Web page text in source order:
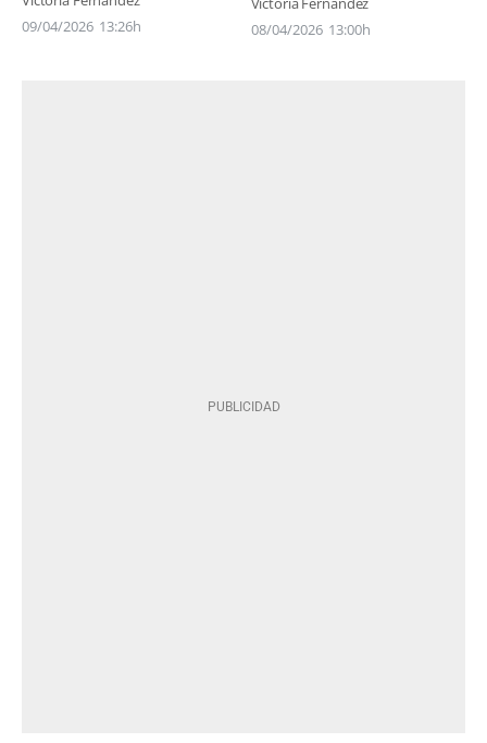
09/04/2026 13:26h
08/04/2026 13:00h